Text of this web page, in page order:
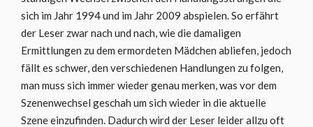
sich im Jahr 1994 und im Jahr 2009 abspielen. So erfährt
der Leser zwar nach und nach, wie die damaligen
Ermittlungen zu dem ermordeten Mädchen abliefen, jedoch
fällt es schwer, den verschiedenen Handlungen zu folgen,
man muss sich immer wieder genau merken, was vor dem
Szenenwechsel geschah um sich wieder in die aktuelle
Szene einzufinden. Dadurch wird der Leser leider allzu oft